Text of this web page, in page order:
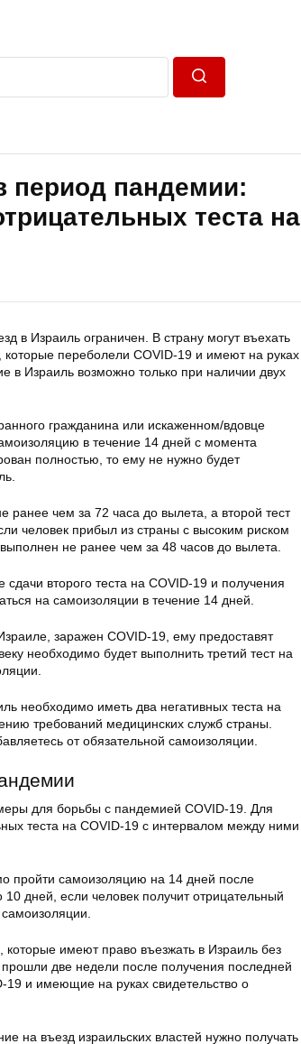
период пандемии:
теста на
в Израиль ограничен. В страну могут въехать
переболели COVID-19 и имеют на руках
в Израиль возможно только при наличии двух
гражданина или искаженном/вдовце
в течение 14 дней с момента
полностью, то ему не нужно будет
чем за 72 часа до вылета, а второй тест
человек прибыл из страны с высоким риском
не ранее чем за 48 часов до вылета.
второго теста на COVID-19 и получения
на самоизоляции в течение 14 дней.
заражен COVID-19, ему предоставят
необходимо будет выполнить третий тест на
необходимо иметь два негативных теста на
требований медицинских служб страны.
от обязательной самоизоляции.
для борьбы с пандемией COVID-19. Для
теста на COVID-19 с интервалом между ними
пройти самоизоляцию на 14 дней после
дней, если человек получит отрицательный
которые имеют право въезжать в Израиль без
две недели после получения последней
и имеющие на руках свидетельство о
на въезд израильских властей нужно получать